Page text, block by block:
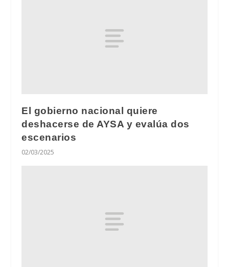
El gobierno nacional quiere
deshacerse de AYSA y evalúa dos
escenarios
02/03/2025